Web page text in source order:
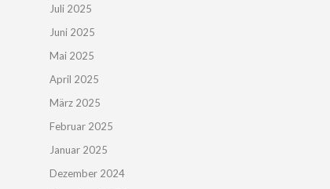
Juli 2025
Juni 2025
Mai 2025
April 2025
März 2025
Februar 2025
Januar 2025
Dezember 2024